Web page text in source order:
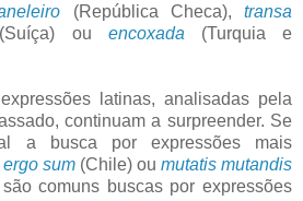
(República Checa),transa
ou encoxada (Turquia e
latinas, analisadas pela
continuam a surpreender. Se
a busca por expressões mais
sum (Chile) ou mutatis mutandis
comuns buscas por expressões